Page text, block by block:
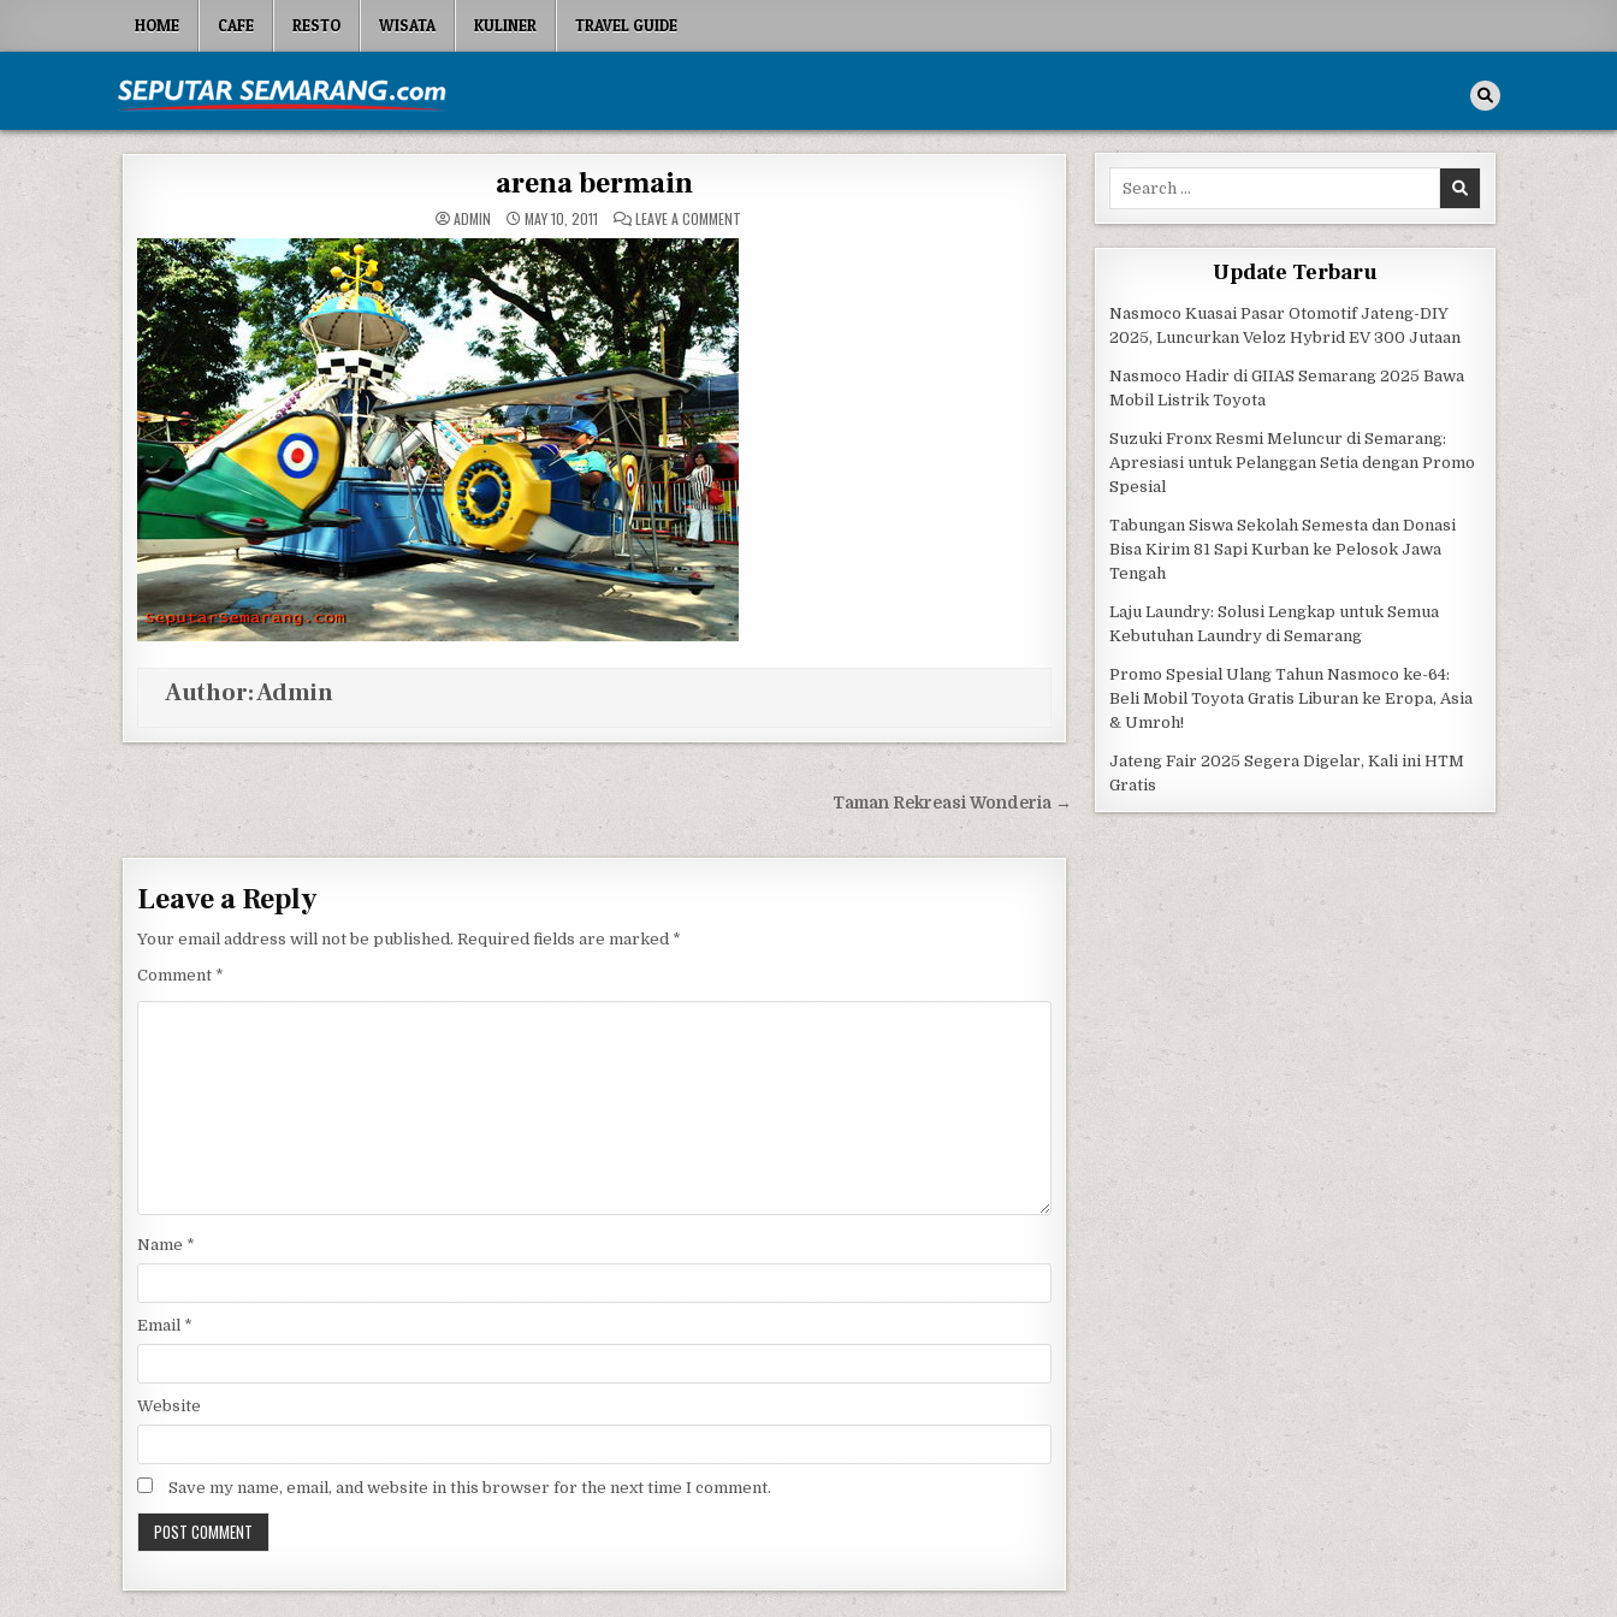
HOME CAFE RESTO WISATA KULINER TRAVEL GUIDE
Seputar Semarang
arena bermain
ADMIN MAY 10, 2011 LEAVE A COMMENTON ARENA BERMAIN
Author:Admin
Post navigation Taman Rekreasi Wonderia →
Leave a Reply
Your email address will not be published. Required fields are marked *
Comment *
Name *
Email *
Website
Save my name, email, and website in this browser for the next time I comment.
Search for:
Update Terbaru
Nasmoco Kuasai Pasar Otomotif Jateng-DIY
2025, Luncurkan Veloz Hybrid EV 300 Jutaan
Nasmoco Hadir di GIIAS Semarang 2025 Bawa
Mobil Listrik Toyota
Suzuki Fronx Resmi Meluncur di Semarang:
Apresiasi untuk Pelanggan Setia dengan Promo
Spesial
Tabungan Siswa Sekolah Semesta dan Donasi
Bisa Kirim 81 Sapi Kurban ke Pelosok Jawa
Tengah
Laju Laundry: Solusi Lengkap untuk Semua
Kebutuhan Laundry di Semarang
Promo Spesial Ulang Tahun Nasmoco ke-64:
Beli Mobil Toyota Gratis Liburan ke Eropa, Asia
& Umroh!
Jateng Fair 2025 Segera Digelar, Kali ini HTM
Gratis